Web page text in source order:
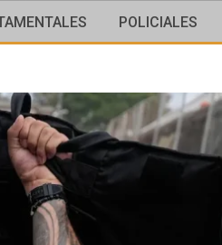
POLICIALES